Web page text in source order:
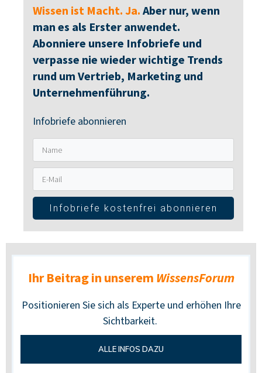
Wissen ist Macht. Ja. Aber nur, wenn
man es als Erster anwendet.
Abonniere unsere Infobriefe und
verpasse nie wieder wichtige Trends
rund um Vertrieb, Marketing und
Unternehmenführung.
Infobriefe abonnieren
Infobriefe kostenfrei abonnieren
Ihr Beitragin unserem WissensForum
Positionieren Sie sich als Experte und erhöhen Ihre
Sichtbarkeit.
ALLE INFOS DAZU